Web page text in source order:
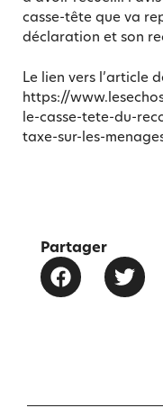
casse-tête que va
déclaration et son
Le lien vers l’article
https://
le-casse-tete-du-
taxe-sur-les-
Partager